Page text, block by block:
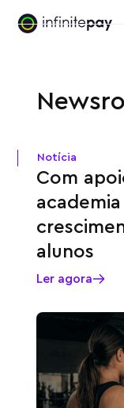
Notícia
Com
alunos
Ler agora